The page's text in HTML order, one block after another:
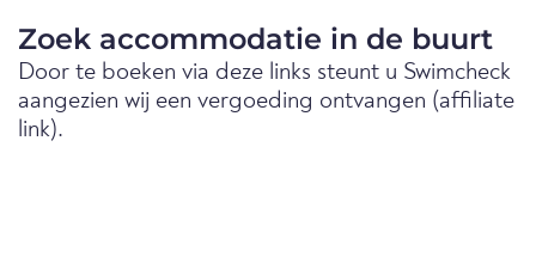
Zoek accommodatie in de buurt
Door te boeken via deze links steunt u Swimcheck
aangezien wij een vergoeding ontvangen (affiliate
link).